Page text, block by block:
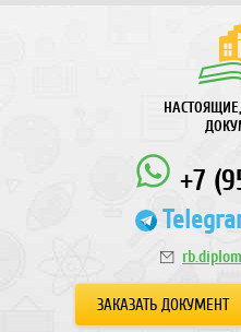
+7
ЗАКАЗАТЬ ДОКУМЕНТ